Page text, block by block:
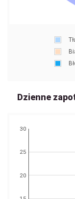
Dzienne
20
25
30